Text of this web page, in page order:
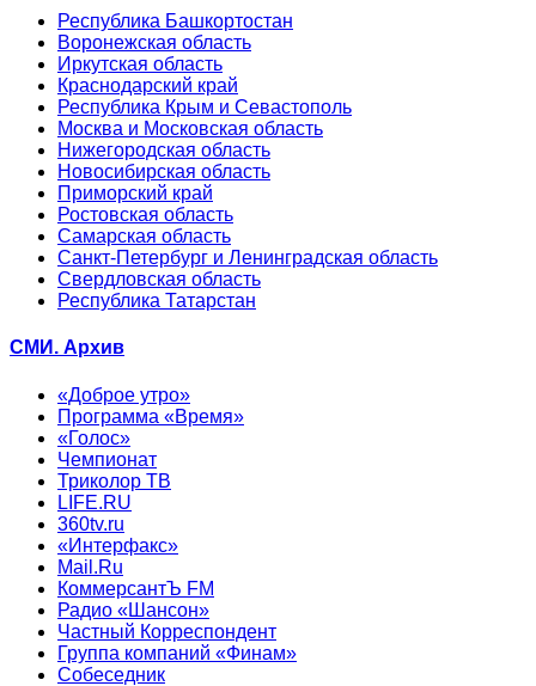
Республика Башкортостан
Воронежская область
Иркутская область
Краснодарский край
Республика Крым и Севастополь
Москва и Московская область
Нижегородская область
Новосибирская область
Приморский край
Ростовская область
Самарская область
Санкт-Петербург и Ленинградская область
Свердловская область
Республика Татарстан
СМИ. Архив
«Доброе утро»
Программа «Время»
«Голос»
Чемпионат
Триколор ТВ
LIFE.RU
360tv.ru
«Интерфакс»
Mail.Ru
КоммерсантЪ FM
Радио «Шансон»
Частный Корреспондент
Группа компаний «Финам»
Собеседник